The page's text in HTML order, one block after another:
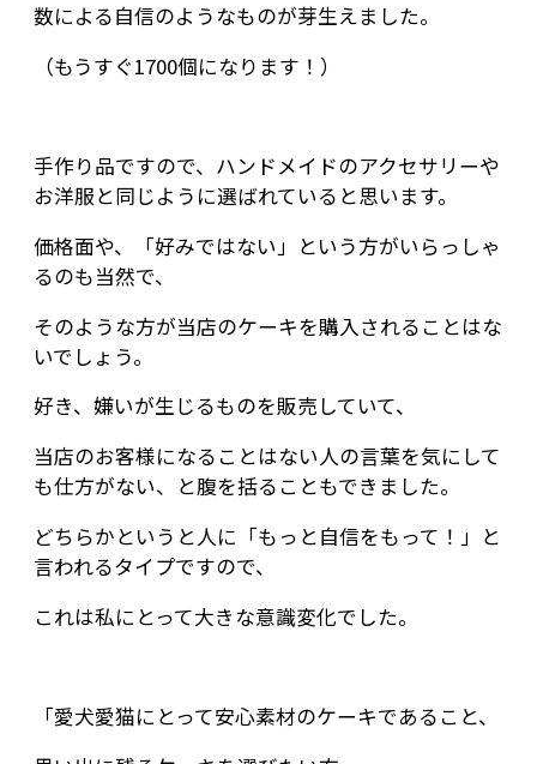
数による自信のようなものが芽生えました。
（もうすぐ1700個になります！）
手作り品ですので、ハンドメイドのアクセサリーや
お洋服と同じように選ばれていると思います。
価格面や、「好みではない」という方がいらっしゃ
るのも当然で、
そのような方が当店のケーキを購入されることはな
いでしょう。
好き、嫌いが生じるものを販売していて、
当店のお客様になることはない人の言葉を気にして
も仕方がない、と腹を括ることもできました。
どちらかというと人に「もっと自信をもって！」と
言われるタイプですので、
これは私にとって大きな意識変化でした。
「愛犬愛猫にとって安心素材のケーキであること、